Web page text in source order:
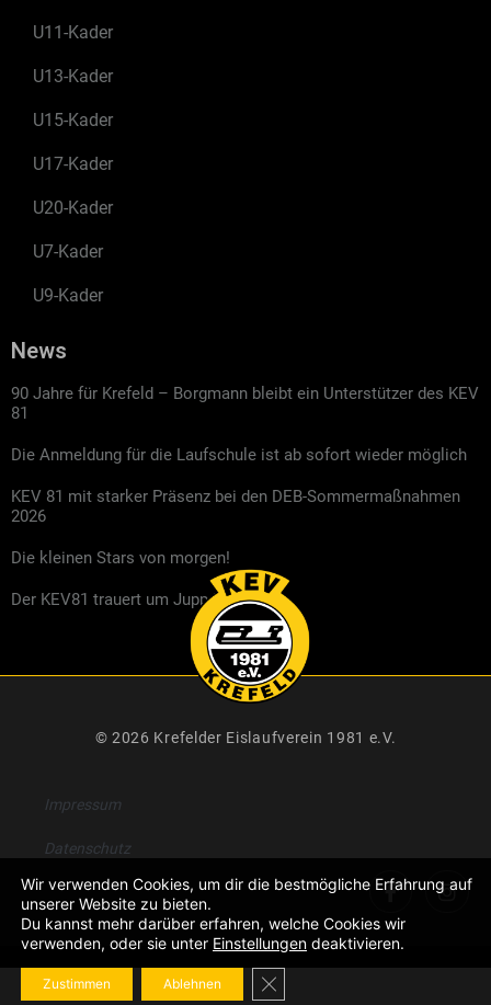
U11-Kader
U13-Kader
U15-Kader
U17-Kader
U20-Kader
U7-Kader
U9-Kader
News
90 Jahre für Krefeld – Borgmann bleibt ein Unterstützer des KEV
81
Die Anmeldung für die Laufschule ist ab sofort wieder möglich
KEV 81 mit starker Präsenz bei den DEB-Sommermaßnahmen
2026
Die kleinen Stars von morgen!
Der KEV81 trauert um Jupp Kompalla
© 2026 Krefelder Eislaufverein 1981 e.V.
Impressum
Datenschutz
Wir verwenden Cookies, um dir die bestmögliche Erfahrung auf
unserer Website zu bieten.
Du kannst mehr darüber erfahren, welche Cookies wir
verwenden, oder sie unter Einstellungen deaktivieren.
Zustimmen Ablehnen GDPR Cookie-Banner schließen